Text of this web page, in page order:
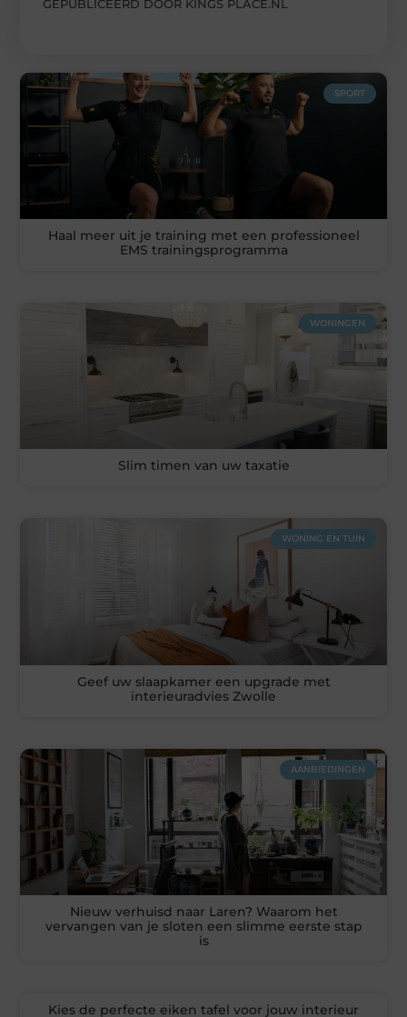
GEPUBLICEERD DOOR KINGS PLACE.NL
SPORT
Haal meer uit je training met een professioneel
EMS trainingsprogramma
WONINGEN
Slim timen van uw taxatie
WONING EN TUIN
Geef uw slaapkamer een upgrade met
interieuradvies Zwolle
AANBIEDINGEN
Nieuw verhuisd naar Laren? Waarom het
vervangen van je sloten een slimme eerste stap
is
Kies de perfecte eiken tafel voor jouw interieur